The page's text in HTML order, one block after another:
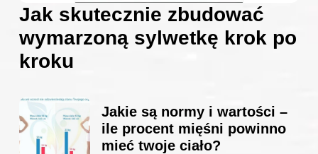
Jak skutecznie zbudować
wymarzoną sylwetkę krok po
kroku
Jakie są normy i wartości –
ile procent mięśni powinno
mieć twoje ciało?